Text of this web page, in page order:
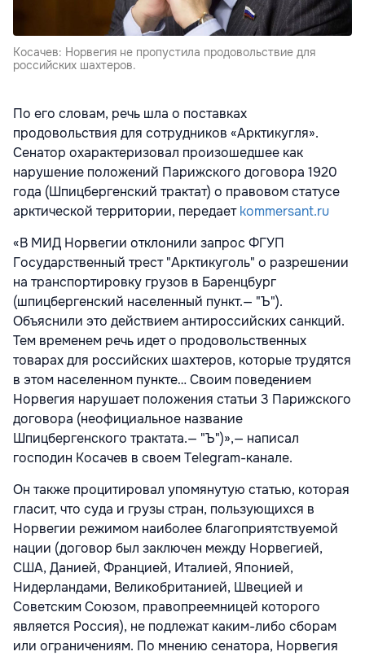
Косачев: Норвегия не пропустила продовольствие для
российских шахтеров.
По его словам, речь шла о поставках
продовольствия для сотрудников «Арктикугля».
Сенатор охарактеризовал произошедшее как
нарушение положений Парижского договора 1920
года (Шпицбергенский трактат) о правовом статусе
арктической территории, передаетkommersant.ru
«В МИД Норвегии отклонили запрос ФГУП
Государственный трест "Арктикуголь" о разрешении
на транспортировку грузов в Баренцбург
(шпицбергенский населенный пункт.— "Ъ").
Объяснили это действием антироссийских санкций.
Тем временем речь идет о продовольственных
товарах для российских шахтеров, которые трудятся
в этом населенном пункте… Своим поведением
Норвегия нарушает положения статьи 3 Парижского
договора (неофициальное название
Шпицбергенского трактата.— "Ъ")»,— написал
господин Косачев в своем Telegram-канале.
Он также процитировал упомянутую статью, которая
гласит, что суда и грузы стран, пользующихся в
Норвегии режимом наиболее благоприятствуемой
нации (договор был заключен между Норвегией,
США, Данией, Францией, Италией, Японией,
Нидерландами, Великобританией, Швецией и
Советским Союзом, правопреемницей которого
является Россия), не подлежат каким-либо сборам
или ограничениям. По мнению сенатора, Норвегия